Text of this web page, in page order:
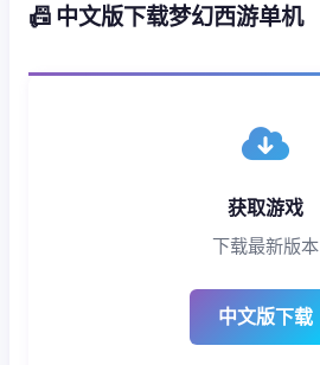
📠 中文版下载梦幻西游单机
获取游戏
下载最新版本
中文版下载